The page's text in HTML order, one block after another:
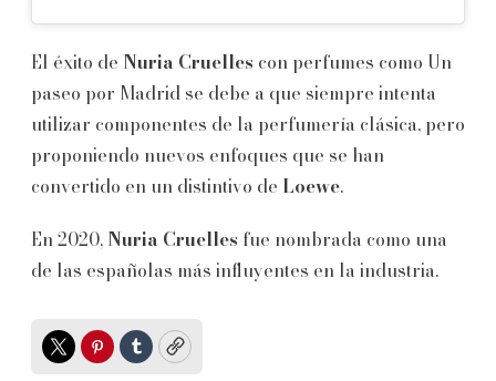
El éxito de Nuria Cruelles con perfumes como Un
paseo por Madrid se debe a que siempre intenta
utilizar componentes de la perfumería clásica, pero
proponiendo nuevos enfoques que se han
convertido en un distintivo de Loewe.
En 2020,Nuria Cruelles fue nombrada como una
de las españolas más influyentes en la industria.
TwitterPinterest
TumblrCopy